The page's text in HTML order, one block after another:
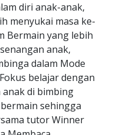
diri anak-anak,
menyukai masa ke-
Bermain yang lebih
anak,
dalam Mode
belajar dengan
di bimbing
sehingga
tutor Winner